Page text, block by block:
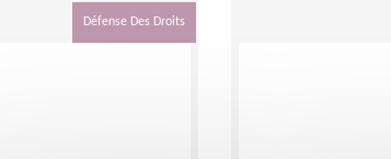
Défense Des Droits